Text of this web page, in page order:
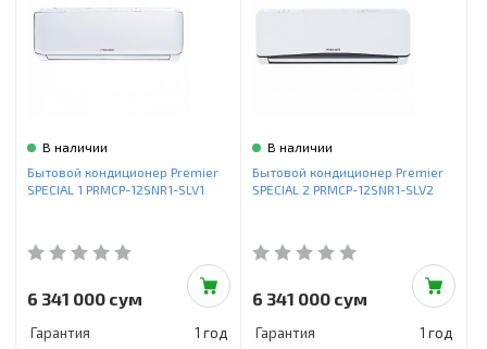
В наличии
Бытовой кондиционер Premier
SPECIAL 1 PRMCP-12SNR1-SLV1
6 341 000 сум
Гарантия 1 год
В наличии
Бытовой кондиционер Premier
SPECIAL 2 PRMCP-12SNR1-SLV2
6 341 000 сум
Гарантия 1 год